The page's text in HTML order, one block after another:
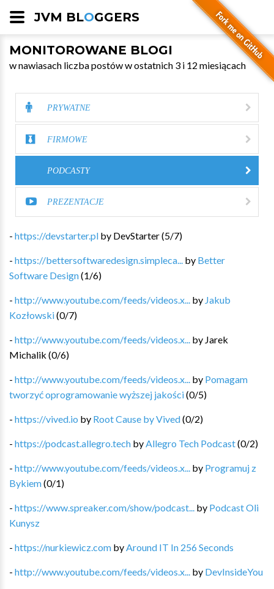
JVM BLOGGERS
MONITOROWANE BLOGI
w nawiasach liczba postów w ostatnich 3 i 12 miesiącach
PRYWATNE
FIRMOWE
PODCASTY
PREZENTACJE
- https://devstarter.pl by DevStarter(5/7)
- https://bettersoftwaredesign.simpleca... by Better
Software Design(1/6)
- http://www.youtube.com/feeds/videos.x... by Jakub
Kozłowski(0/7)
- http://www.youtube.com/feeds/videos.x... by Jarek
Michalik (0/6)
- http://www.youtube.com/feeds/videos.x... by Pomagam
tworzyć oprogramowanie wyższej jakości(0/5)
- https://vived.io by Root Cause by Vived(0/2)
- https://podcast.allegro.tech by Allegro Tech Podcast(0/2)
- http://www.youtube.com/feeds/videos.x... by Programuj z
Bykiem(0/1)
- https://www.spreaker.com/show/podcast... by Podcast Oli
Kunysz
- https://nurkiewicz.com by Around IT In 256 Seconds
- http://www.youtube.com/feeds/videos.x... by DevInsideYou